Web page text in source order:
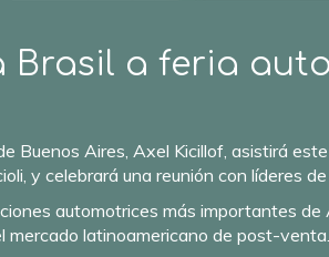
Brasil a feria
Buenos Aires, Axel Kicillof, asistirá
y celebrará una reunión con líderes
automotrices más importantes
mercado latinoamericano de post-venta.